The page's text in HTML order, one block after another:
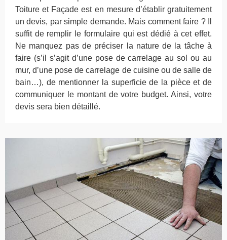
Toiture et Façade est en mesure d’établir gratuitement
un devis, par simple demande. Mais comment faire ? Il
suffit de remplir le formulaire qui est dédié à cet effet.
Ne manquez pas de préciser la nature de la tâche à
faire (s’il s’agit d’une pose de carrelage au sol ou au
mur, d’une pose de carrelage de cuisine ou de salle de
bain…), de mentionner la superficie de la pièce et de
communiquer le montant de votre budget. Ainsi, votre
devis sera bien détaillé.